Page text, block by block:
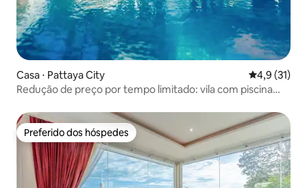
Casa ⋅ Pattaya City 4,9 de uma
4,9 (31)
Redução de preço por tempo limitado: vila com piscina
Preferido dos hóspedes
Preferido dos hóspedes